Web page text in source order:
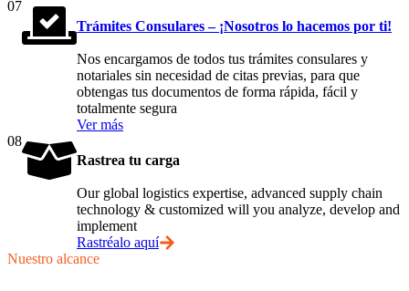
07
Trámites Consulares – ¡Nosotros lo hacemos por ti!
Nos encargamos de todos tus trámites consulares y
notariales sin necesidad de citas previas, para que
obtengas tus documentos de forma rápida, fácil y
totalmente segura
Ver más
08
Rastrea tu carga
Our global logistics expertise, advanced supply chain
technology & customized will you analyze, develop and
implement
Rastréalo aquí
Nuestro alcance